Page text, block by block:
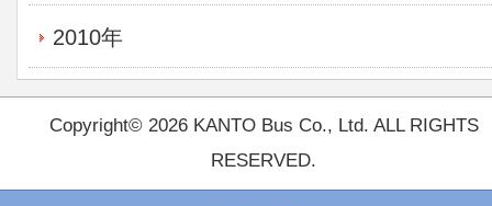
2010年
Copyright© 2026 KANTO Bus Co., Ltd. ALL RIGHTS
RESERVED.